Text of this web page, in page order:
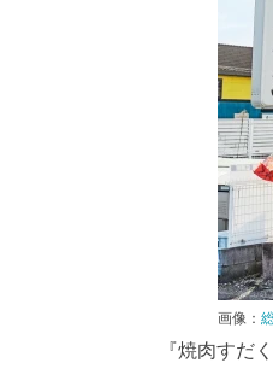
画像：
『焼肉すだ